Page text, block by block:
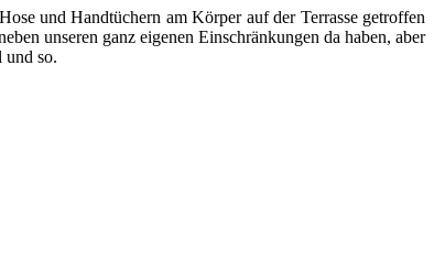
und Handtüchern am Körper auf der Terrasse getroffen
unseren ganz eigenen Einschränkungen da haben, aber
und so.